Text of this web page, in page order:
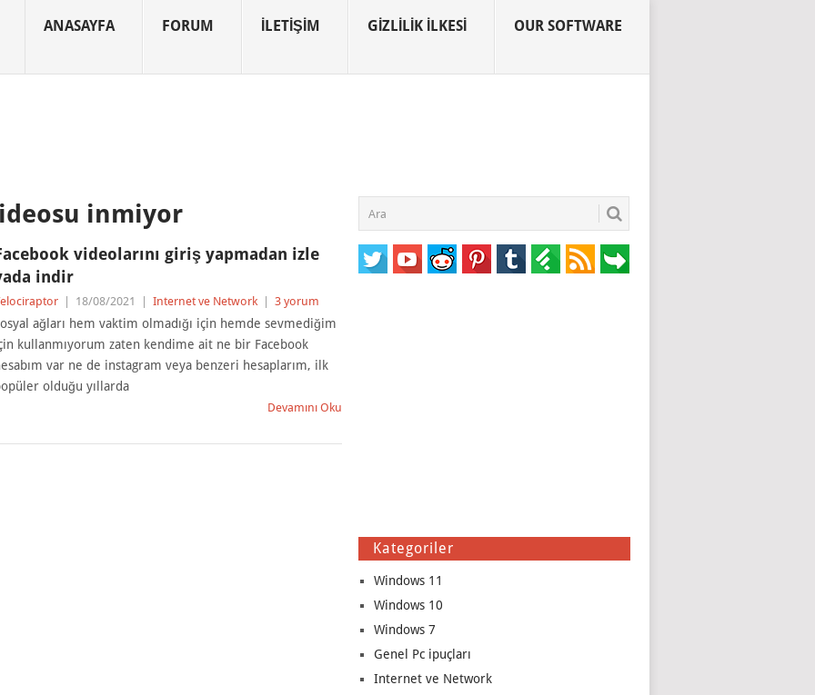
ANASAYFA FORUM İLETIŞIM GIZLILIK İLKESI OUR SOFTWARE
inmiyor
videolarını giriş yapmadan izle
indir
18/08/2021 Internet ve Network 3 yorum
ağları hem vaktim olmadığı için hemde sevmediğim
kullanmıyorum zaten kendime ait ne bir Facebook
var ne de instagram veya benzeri hesaplarım, ilk
olduğu yıllarda
Devamını Oku
Kategoriler
Windows 11
Windows 10
Windows 7
Genel Pc ipuçları
Internet ve Network